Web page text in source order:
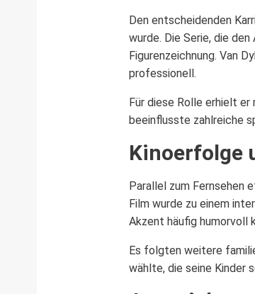
Den entscheidenden
wurde. Die Serie, die
Figurenzeichnung. Van
professionell.
Für diese Rolle erhielt
beeinflusste zahlreiche
Kinoerfolge
Parallel zum Fernsehen
Film wurde zu einem
Akzent häufig humorvoll
Es folgten weitere
wählte, die seine Kinder